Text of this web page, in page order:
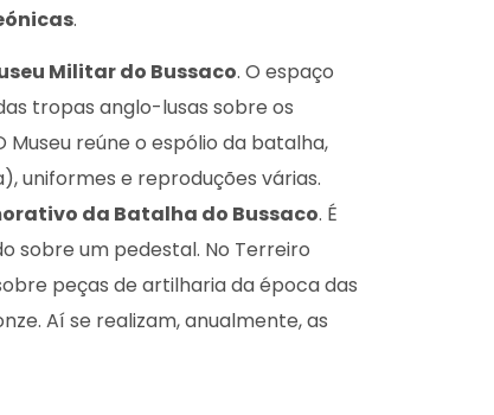
.
Militar do Bussaco. O espaço
tropas anglo-lusas sobre os
Museu reúne o espólio da batalha,
uniformes e reproduções várias.
da Batalha do Bussaco. É
sobre um pedestal. No Terreiro
peças de artilharia da época das
Aí se realizam, anualmente, as